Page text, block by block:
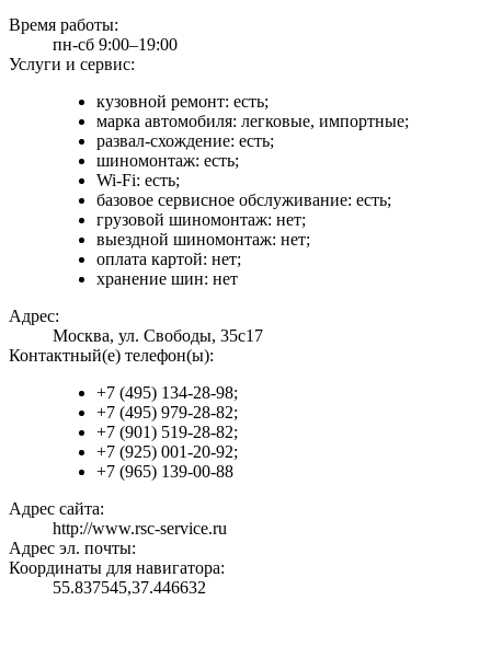
Время работы:
пн-сб 9:00–19:00
Услуги и сервис:
кузовной ремонт: есть;
марка автомобиля: легковые, импортные;
развал-схождение: есть;
шиномонтаж: есть;
Wi-Fi: есть;
базовое сервисное обслуживание: есть;
грузовой шиномонтаж: нет;
выездной шиномонтаж: нет;
оплата картой: нет;
хранение шин: нет
Адрес:
Москва, ул. Свободы, 35с17
Контактный(е) телефон(ы):
+7 (495) 134-28-98;
+7 (495) 979-28-82;
+7 (901) 519-28-82;
+7 (925) 001-20-92;
+7 (965) 139-00-88
Адрес сайта:
http://www.rsc-service.ru
Адрес эл. почты:
Координаты для навигатора:
55.837545,37.446632